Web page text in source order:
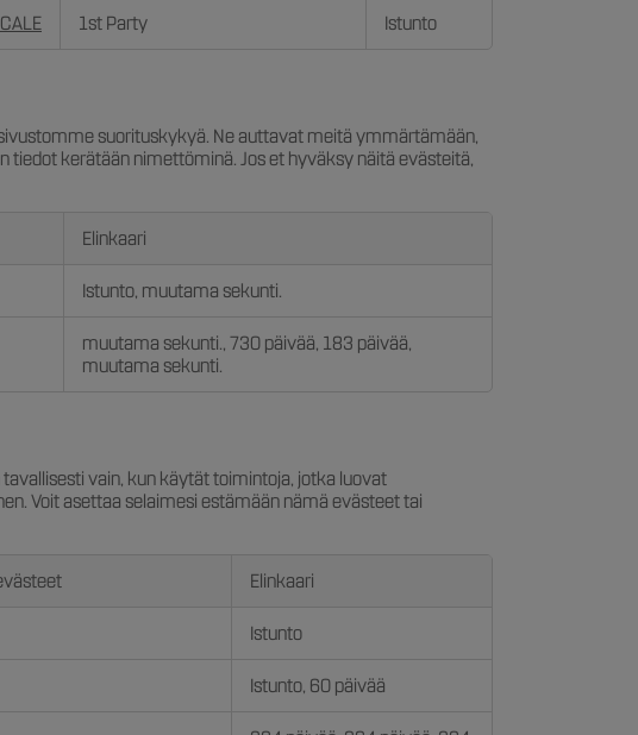
1st Party Istunto
suorituskykyä. Ne auttavat meitä ymmärtämään,
kerätään nimettöminä. Jos et hyväksy näitä evästeitä,
Elinkaari
Istunto, muutama sekunti.
muutama sekunti., 730 päivää, 183 päivää,
muutama sekunti.
vain, kun käytät toimintoja, jotka luovat
Voit asettaa selaimesi estämään nämä evästeet tai
Elinkaari
Istunto
Istunto, 60 päivää